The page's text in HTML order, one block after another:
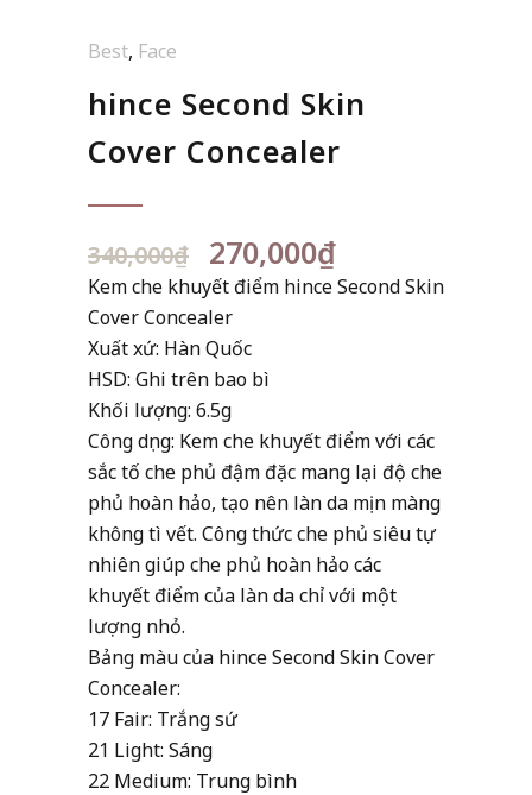
Best, Face
hince Second Skin
Cover Concealer
340,000₫ Giá
gốc
là:
340,000₫.
270,000₫Giá
hiện
Kem che khuyết điểm hince Second Skin
Cover Concealer
Xuất xứ: Hàn Quốc
HSD: Ghi trên bao bì
Khối lượng: 6.5g
Công dụng: Kem che khuyết điểm với các
sắc tố che phủ đậm đặc mang lại độ che
phủ hoàn hảo, tạo nên làn da mịn màng
không tì vết. Công thức che phủ siêu tự
nhiên giúp che phủ hoàn hảo các
khuyết điểm của làn da chỉ với một
lượng nhỏ.
Bảng màu của hince Second Skin Cover
Concealer:
17 Fair: Trắng sứ
21 Light: Sáng
22 Medium: Trung bình